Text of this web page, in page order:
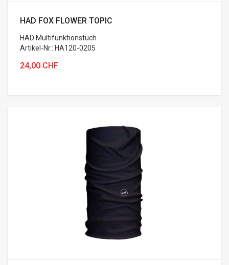
HAD FOX FLOWER TOPIC
HAD Multifunktionstuch
Artikel-Nr.: HA120-0205
24,00 CHF